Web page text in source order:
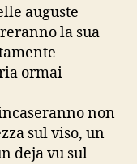
auguste
la sua
ormai
non
sul viso, un
deja vu sul